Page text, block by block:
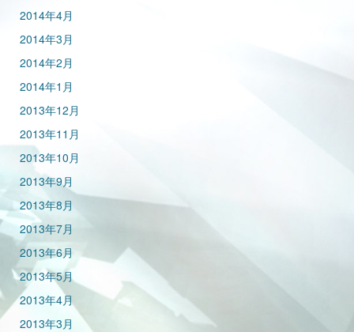
2014年4月
2014年3月
2014年2月
2014年1月
2013年12月
2013年11月
2013年10月
2013年9月
2013年8月
2013年7月
2013年6月
2013年5月
2013年4月
2013年3月